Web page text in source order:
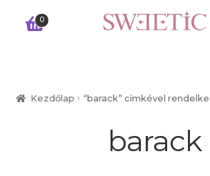
Ugrás
Kilépés
0
Kezdőlap “barack” címkével
barack